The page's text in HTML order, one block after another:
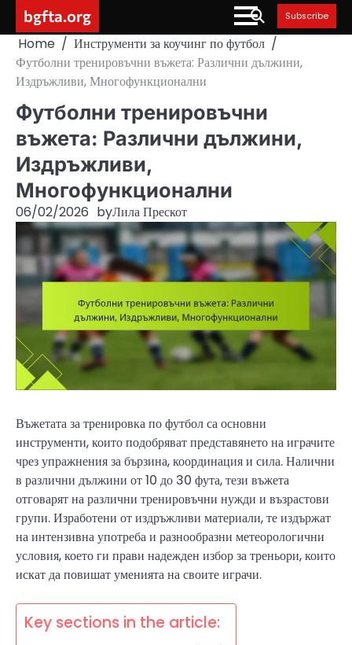
content
bgfta.org Subscribe
Home
Инструменти за коучинг по футбол
Футболни тренировъчни въжета: Различни дължини,
Издръжливи, Многофункционални
Футболни тренировъчни
въжета: Различни дължини,
Издръжливи,
Многофункционални
06/02/2026 byЛила Прескот
Въжетата за тренировка по футбол са основни
инструменти, които подобряват представянето на играчите
чрез упражнения за бързина, координация и сила. Налични
в различни дължини от 10 до 30 фута, тези въжета
отговарят на различни тренировъчни нужди и възрастови
групи. Изработени от издръжливи материали, те издържат
на интензивна употреба и разнообразни метеорологични
условия, което ги прави надежден избор за треньори, които
искат да повишат уменията на своите играчи.
Key sections in the article: